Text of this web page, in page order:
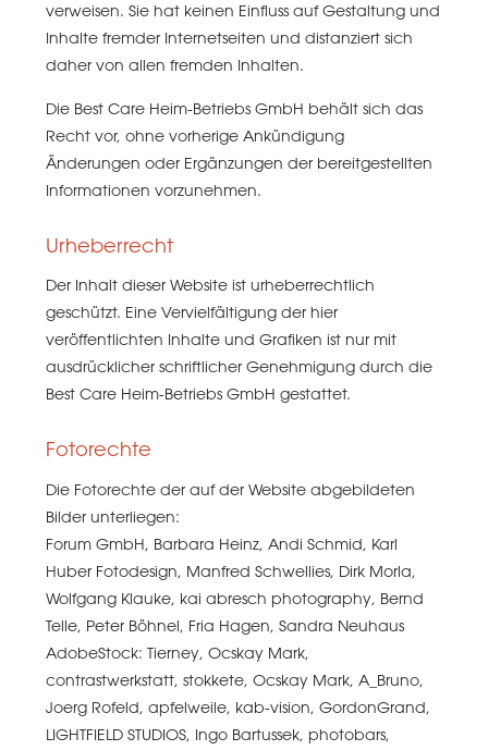
verweisen. Sie hat keinen Einfluss auf Gestaltung und
Inhalte fremder Internetseiten und distanziert sich
daher von allen fremden Inhalten.
Die Best Care Heim-Betriebs GmbH behält sich das
Recht vor, ohne vorherige Ankündigung
Änderungen oder Ergänzungen der bereitgestellten
Informationen vorzunehmen.
Urheberrecht
Der Inhalt dieser Website ist urheberrechtlich
geschützt. Eine Vervielfältigung der hier
veröffentlichten Inhalte und Grafiken ist nur mit
ausdrücklicher schriftlicher Genehmigung durch die
Best Care Heim-Betriebs GmbH gestattet.
Fotorechte
Die Fotorechte der auf der Website abgebildeten
Bilder unterliegen:
Forum GmbH, Barbara Heinz, Andi Schmid, Karl
Huber Fotodesign, Manfred Schwellies, Dirk Morla,
Wolfgang Klauke, kai abresch photography, Bernd
Telle, Peter Böhnel, Fria Hagen, Sandra Neuhaus
AdobeStock: Tierney, Ocskay Mark,
contrastwerkstatt, stokkete, Ocskay Mark, A_Bruno,
Joerg Rofeld, apfelweile, kab-vision, GordonGrand,
LIGHTFIELD STUDIOS, Ingo Bartussek, photobars,